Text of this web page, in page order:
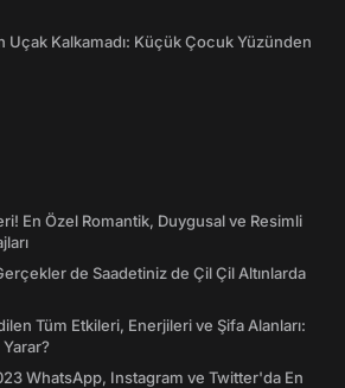
Uçak Kalkamadı: Küçük Çocuk Yüzünden
En Özel Romantik, Duygusal ve Resimli
de Saadetiniz de Çil Çil Altınlarda
Tüm Etkileri, Enerjileri ve Şifa Alanları:
WhatsApp, Instagram ve Twitter'da En